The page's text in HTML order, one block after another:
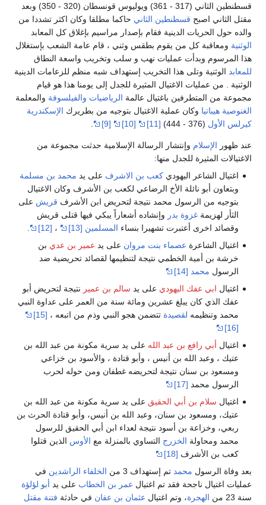
قسطنطين الثاني (317 - 361) ويوليوس قونسطان (320 - 350) وبعد
مقتل الثاني اصبح قسطنطين الثاني حاكما مطلقا وكان اكثر تشددا من
والده حول الحريات الدينية فقام بإصدار مراسيم بإغلاق كل المعابد
الوثنية ومعاقبة كل من يقوم بطقس وثني ، قام عامة الشعب بإستغلال
هذا المرسوم وبدأت عمليات نهب و سلب وتخريب واسعة النطاق
للمعابد الوثنية وتلى هذا التخريب إستهداف شبه منظم للزعامات الدينية
الوثنية . من عمليات الاغتيال المثيرة للجدل إلى يومنا هذا هو قيام
مجموعة من المتطرفين باغتيال عالمة الرياضيات والفيلسوفة والمعلمة
الغنوصية هيباتيا وكان عملية الاغتيال بتوجيه من بطريرك الإسكندرية
كيرلس الأول (376 - 444)
[9] [10] [11]
عند ظهور الإسلام وإنتشار الرسالة الإسلامية حدثت مجموعة من
الاغتيالات المثيرة للجدل منها:
اغتيال الشاعر اليهوديكعب بن الاشرف على يد محمد بن مسلمة
وبتعاون أبو نائلة الأخ الرضاعي لكعب بن الأشرف وكان الاغتيال
بتوجيه من الرسول محمد نتيجة لتحريض ابن الأشرف قريش على
الثأر لهزيمةغزوة بدر وإنشاده أشعاراً يبكي فيها قتلى قريش
وقصائد اخرى أعتبرت تشهيرا بنساء المسلمين [12] ، [13]
اغتيال الشاعرة عصماء بنت مروان على يد عمير بن عدي بن
خرشة بن أمية الخطمي نتيجة لتنظيمها لقصائد تحريضية ضد
الرسول محمد [14]
اغتيال ابي عفك اليهودي على يد سالم بن عمير نتيجة لتحريض أبو
عفك الذي كان يبلغ عشرين ومائة سنة من العمر على عداوة النبي
محمد وتنظيمه لقصيدة تتضمن هجو النبي وذم من اتبعه [15] ،
[16]
اغتيال أبي رافع بن عبد الله على يد سرية مكونة من عبد الله بن
عتيك ، وعبد الله بن أنيس ، وأبو قتادة ، والأسود بن خزاعي
ومسعود بن سنان نتيجة لتحريضه غطفان ومن حوله لحرب
الرسول محمد [17]
اغتيال سلام بن أبي الحقيق على يد سرية مكونة من عبد الله بن
عتيك، ومسعود بن سنان، وعبد الله بن أنيس، وأبو قتادة الحرث بن
ربعي، وخزاعة بن أسود نتيجة لعداء ابن أبي الحقيق للرسول
محمد ومحاولة الخزرج التساوي بالمنزلة مع الأوس الذين قتلوا
كعب بن الأشرف [18]
بعد وفاة الرسول محمد تم إستهداف 3 من الخلفاء الراشدين في
عمليات اغتيال ناجحة فقد تم اغتيال عمر بن الخطاب على يد أبو لؤلؤة
سنة 23 من
الهجرة، وتم اغتيال عثمان بن عفان في حادثة فتنة مقتل